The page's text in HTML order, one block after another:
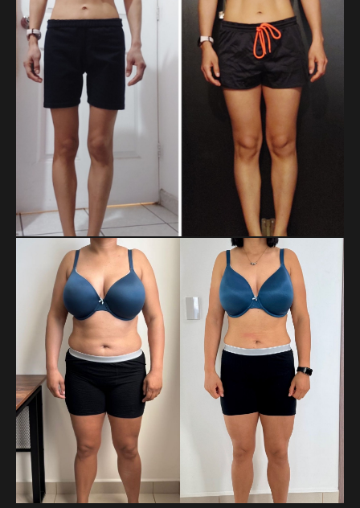
DOREIDA BAUTISTA APARICIO
Doreida llegó con bajo peso e hipotiroidismo, y hoy suma 3
kg de masa y 4 cm de cintura gracias a fases bien
estructuradas. Un proceso guiado por la paciencia, la
constancia y el enfoque.